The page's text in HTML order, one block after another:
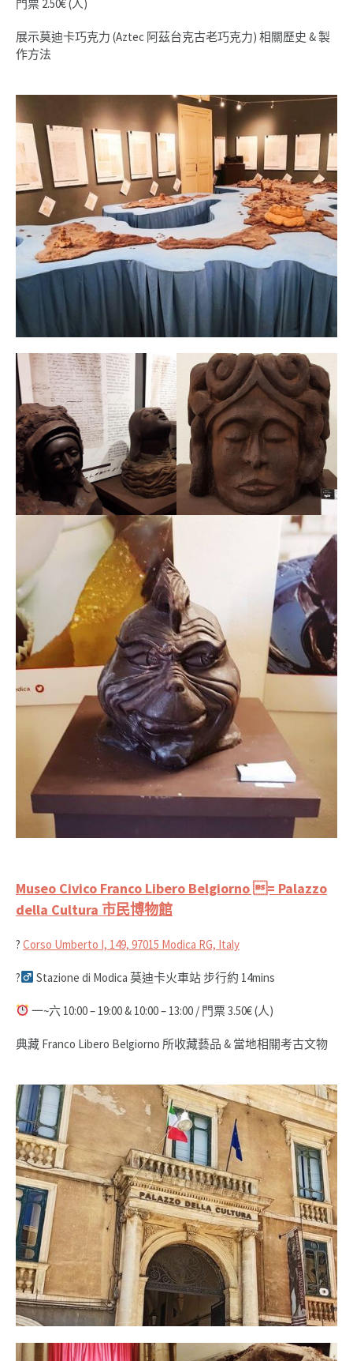
門票 2.50€ (人)
展示莫迪卡巧克力 (Aztec 阿茲台克古老巧克力) 相關歷史 & 製
作方法
Museo Civico Franco Libero Belgiorno = Palazzo
della Cultura 市民博物館
? Corso Umberto I, 149, 97015 Modica RG, Italy
?‍ Stazione di Modica 莫迪卡火車站 步行約 14mins
一~六 10:00 – 19:00 & 10:00 – 13:00 / 門票 3.50€ (人)
典藏 Franco Libero Belgiorno 所收藏藝品 & 當地相關考古文物